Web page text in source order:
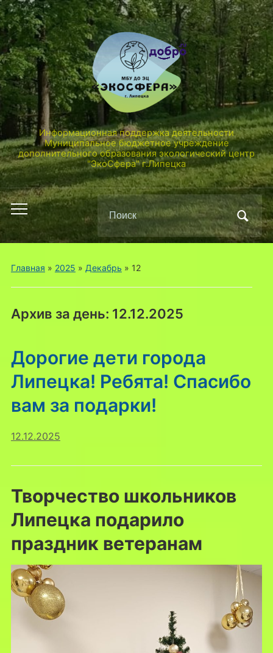
Информационная поддержка деятельности
Муниципальное бюджетное учреждение
дополнительного образования экологический центр
"ЭкоСфера" г.Липецка
Переключить
мобильное
меню
Поиск
по:
Главная » 2025 » Декабрь » 12
Архив за день: 12.12.2025
Дорогиe дети города
Липецка! Ребята! Спасибо
вам за подарки!
12.12.2025
Творчество школьников
Липецка подарило
праздник ветеранам